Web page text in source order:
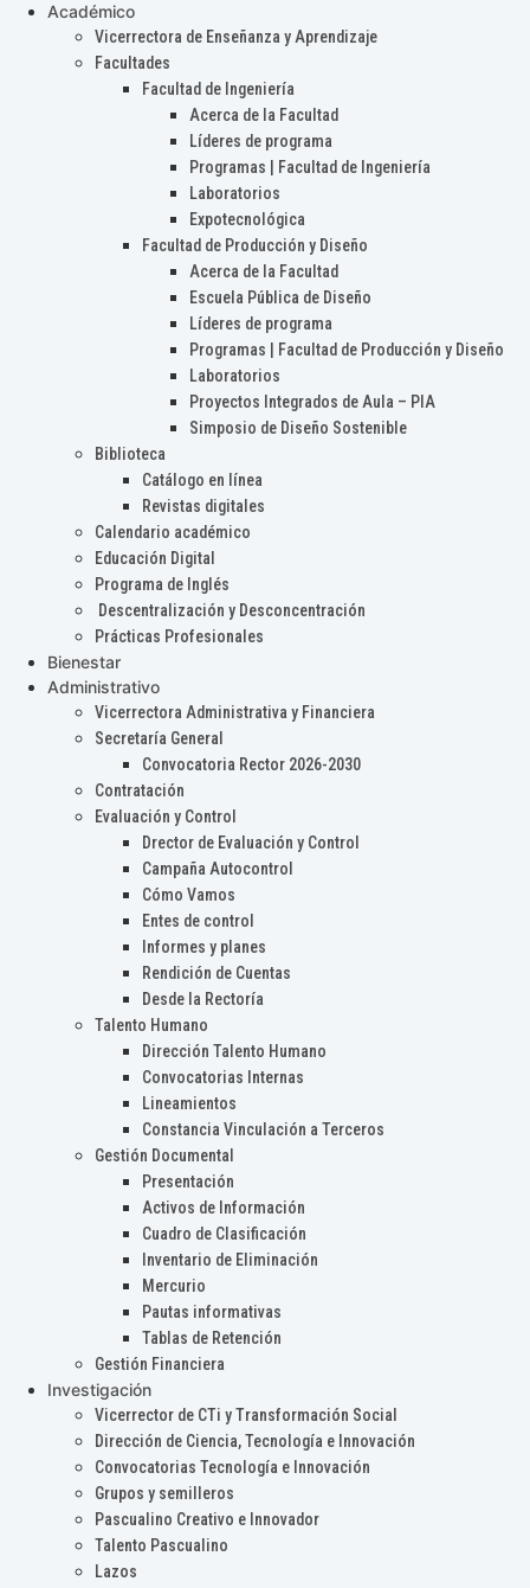
Académico
Vicerrectora de Enseñanza y Aprendizaje
Facultades
Facultad de Ingeniería
Acerca de la Facultad
Líderes de programa
Programas | Facultad de Ingeniería
Laboratorios
Expotecnológica
Facultad de Producción y Diseño
Acerca de la Facultad
Escuela Pública de Diseño
Líderes de programa
Programas | Facultad de Producción y Diseño
Laboratorios
Proyectos Integrados de Aula – PIA
Simposio de Diseño Sostenible
Biblioteca
Catálogo en línea
Revistas digitales
Calendario académico
Educación Digital
Programa de Inglés
Descentralización y Desconcentración
Prácticas Profesionales
Bienestar
Administrativo
Vicerrectora Administrativa y Financiera
Secretaría General
Convocatoria Rector 2026-2030
Contratación
Evaluación y Control
Drector de Evaluación y Control
Campaña Autocontrol
Cómo Vamos
Entes de control
Informes y planes
Rendición de Cuentas
Desde la Rectoría
Talento Humano
Dirección Talento Humano
Convocatorias Internas
Lineamientos
Constancia Vinculación a Terceros
Gestión Documental
Presentación
Activos de Información
Cuadro de Clasificación
Inventario de Eliminación
Mercurio
Pautas informativas
Tablas de Retención
Gestión Financiera
Investigación
Vicerrector de CTi y Transformación Social
Dirección de Ciencia, Tecnología e Innovación
Convocatorias Tecnología e Innovación
Grupos y semilleros
Pascualino Creativo e Innovador
Talento Pascualino
Lazos